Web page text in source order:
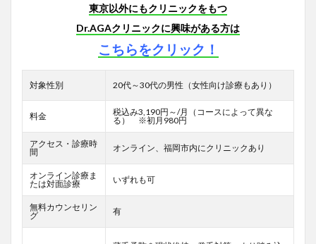
東京以外にもクリニックをもつ
Dr.AGAクリニックに興味がある方は
こちらをクリック！
対象性別 20代～30代の男性（女性向け診療もあり）
料金
税込み3,190円～/月（コースによって異な
る） ※初月980円
アクセス・診療時
間
オンライン、福岡市内にクリニックあり
オンライン診療ま
たは対面診療
いずれも可
無料カウンセリン
グ
有